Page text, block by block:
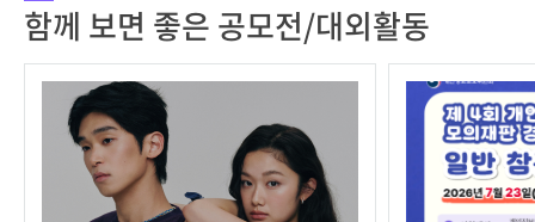
함께 보면 좋은 공모전/대외활동